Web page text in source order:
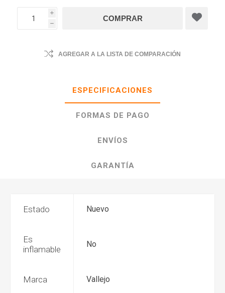
i
h
AGREGAR A LA LISTA DE COMPARACIÓN
ESPECIFICACIONES
FORMAS DE PAGO
ENVÍOS
GARANTÍA
Estado Nuevo
Es
inflamable
No
Marca Vallejo